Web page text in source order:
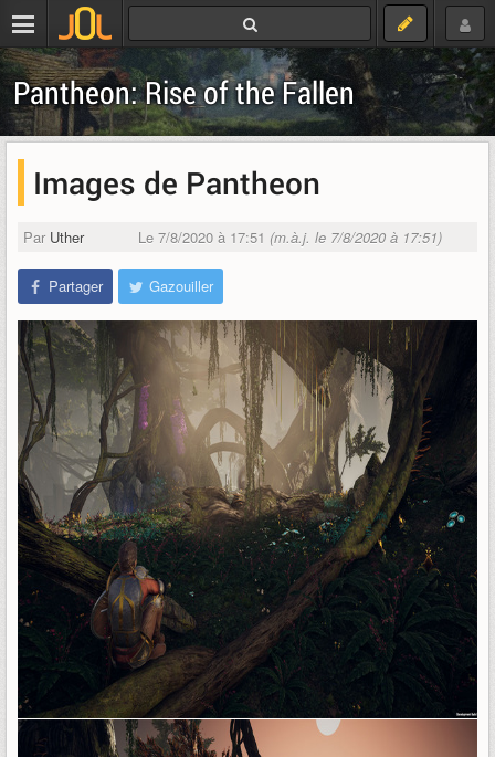
Pantheon: Rise of the Fallen
Images de Pantheon
Par Uther Le 7/8/2020 à 17:51 (m.à.j. le 7/8/2020 à 17:51)
Partager Gazouiller